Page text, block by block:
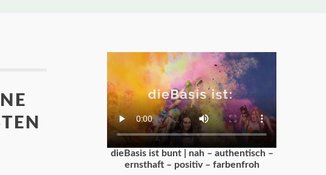
dieBasis ist bunt | nah – authentisch –
ernsthaft – positiv – farbenfroh